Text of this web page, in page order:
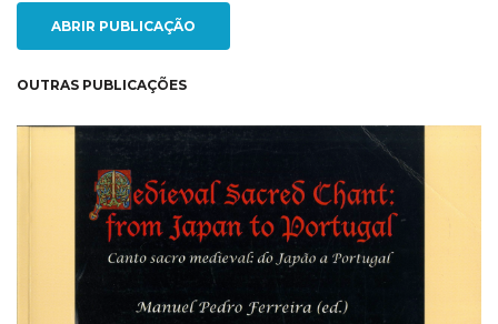
ABRIR PUBLICAÇÃO
OUTRAS PUBLICAÇÕES